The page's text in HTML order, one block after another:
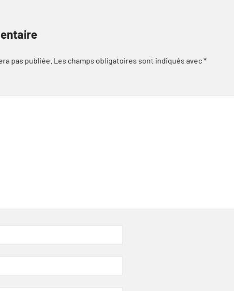
pas publiée. Les champs obligatoires sont indiqués avec*